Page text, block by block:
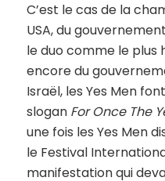
C’est le cas de la
USA, du
le duo comme le
encore du
Israël, les Yes Men
slogan For Once The
une fois les Yes Men
le Festival
manifestation qui